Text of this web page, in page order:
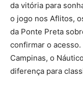
da vitória para
o jogo nos Aflitos,
da Ponte Preta
confirmar o
Campinas, o
diferença para